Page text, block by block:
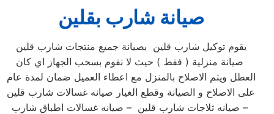
صيانة شارب بقلين
يقوم توكيل شارب قلين بصيانة جميع منتجات شارب قلين
صيانة منزلية ( فقط ) حيث لا نقوم بسحب الجهاز اي كان
العطل ويتم الاصلاح بالمنزل مع اعطاء العميل ضمان لمدة عام
على الاصلاح و الصيانة وقطع الغيار صيانه غسالات شارب قلين
– صيانه ثلاجات شارب قلين – صيانه غسالات اطباق شارب